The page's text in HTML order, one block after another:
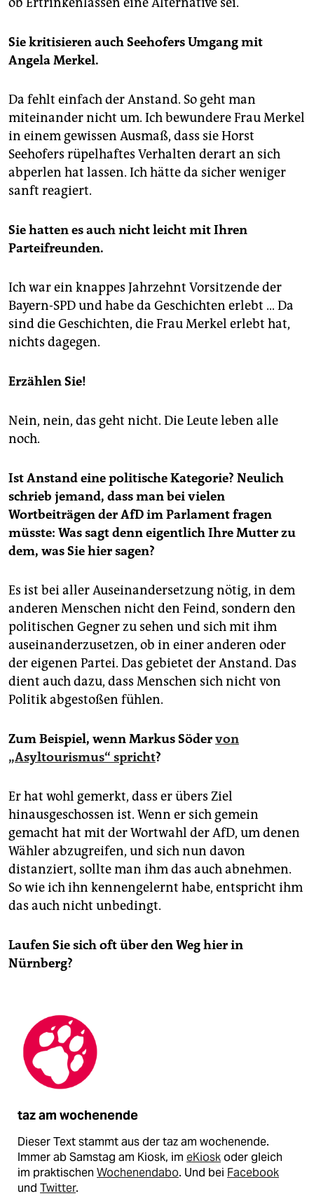
Sie kritisieren auch Seehofers Umgang mit
Angela Merkel.
Da fehlt einfach der Anstand. So geht man
miteinander nicht um. Ich bewundere Frau Merkel
in einem gewissen Ausmaß, dass sie Horst
Seehofers rüpelhaftes Verhalten derart an sich
abperlen hat lassen. Ich hätte da sicher weniger
sanft reagiert.
Sie hatten es auch nicht leicht mit Ihren
Parteifreunden.
Ich war ein knappes Jahrzehnt Vorsitzende der
Bayern-SPD und habe da Geschichten erlebt … Da
sind die Geschichten, die Frau Merkel erlebt hat,
nichts dagegen.
Erzählen Sie!
Nein, nein, das geht nicht. Die Leute leben alle
noch.
Ist Anstand eine politische Kategorie? Neulich
schrieb jemand, dass man bei vielen
Wortbeiträgen der AfD im Parlament fragen
müsste: Was sagt denn eigentlich Ihre Mutter zu
dem, was Sie hier sagen?
Es ist bei aller Auseinandersetzung nötig, in dem
anderen Menschen nicht den Feind, sondern den
politischen Gegner zu sehen und sich mit ihm
auseinanderzusetzen, ob in einer anderen oder
der eigenen Partei. Das gebietet der Anstand. Das
dient auch dazu, dass Menschen sich nicht von
Politik abgestoßen fühlen.
Zum Beispiel, wenn Markus Södervon
„Asyltourismus“ spricht?
Er hat wohl gemerkt, dass er übers Ziel
hinausgeschossen ist. Wenn er sich gemein
gemacht hat mit der Wortwahl der AfD, um denen
Wähler abzugreifen, und sich nun davon
distanziert, sollte man ihm das auch abnehmen.
So wie ich ihn kennengelernt habe, entspricht ihm
das auch nicht unbedingt.
Laufen Sie sich oft über den Weg hier in
Nürnberg?
taz am wochenende
Dieser Text stammt aus der taz am wochenende.
Immer ab Samstag am Kiosk, im eKioskoder gleich
im praktischen Wochenendabo. Und bei Facebook
und Twitter.